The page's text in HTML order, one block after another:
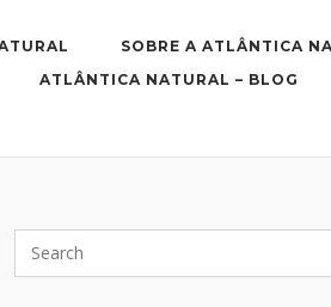
SOBRE A ATLÂNTICA
ATLÂNTICA NATURAL – BLOG